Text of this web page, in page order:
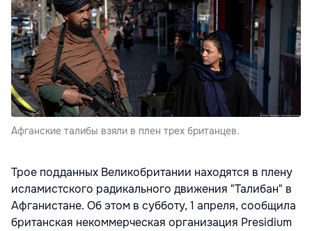
Афганские талибы взяли в плен трех британцев.
Трое подданных Великобритании находятся в плену
исламистского радикального движения "Талибан" в
Афганистане. Об этом в субботу, 1 апреля, сообщила
британская некоммерческая организация Presidium